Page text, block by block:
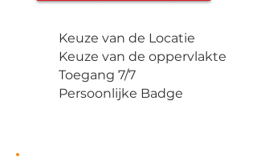
Keuze van de Locatie
Keuze van de oppervlakte
Toegang 7/7
Persoonlijke Badge